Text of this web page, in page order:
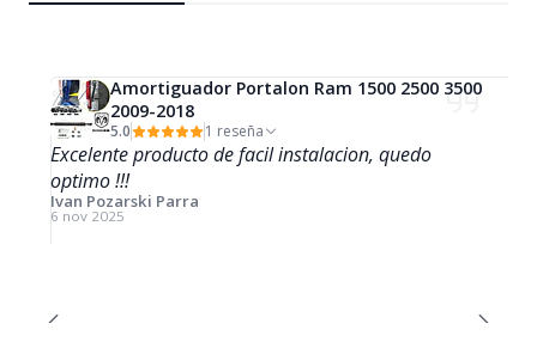
Amortiguador Portalon Ram 1500 2500 3500
2009-2018
5.0 1 reseña
Excelente producto de facil instalacion, quedo
optimo !!!
Ivan Pozarski Parra
6 nov 2025